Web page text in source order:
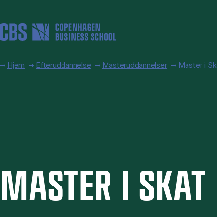
Hjem Efteruddannelse Masteruddannelser Master i
MA­STER I SKAT